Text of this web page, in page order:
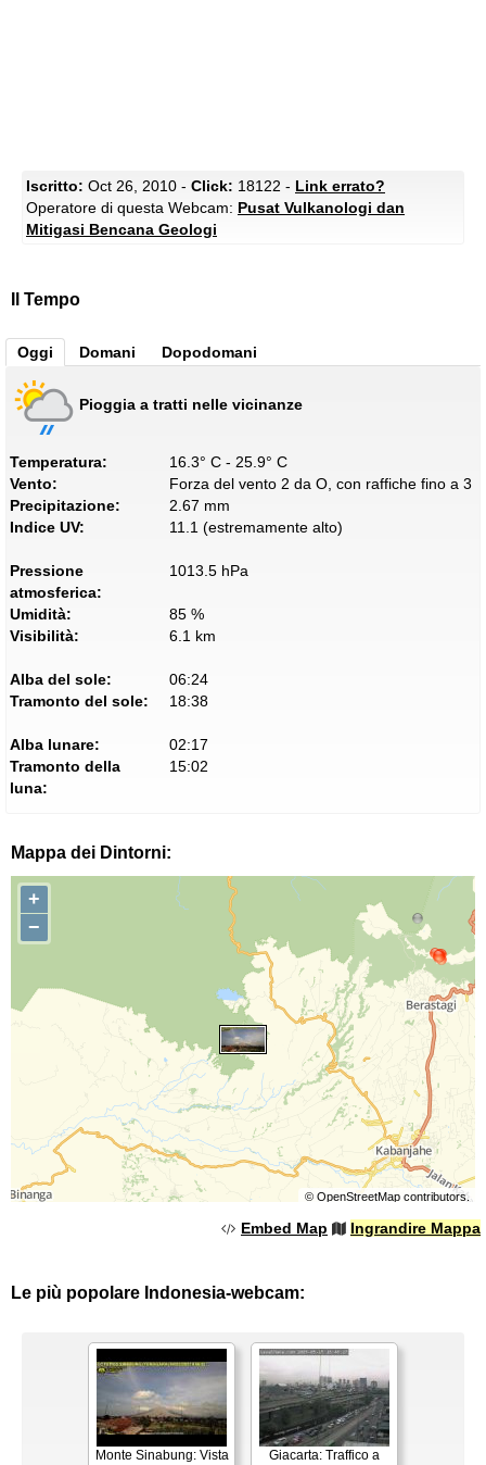
Iscritto: Oct 26, 2010 - Click: 18122 - Link errato?
Operatore di questa Webcam: Pusat Vulkanologi dan
Mitigasi Bencana Geologi
Il Tempo
Oggi Domani Dopodomani
Pioggia a tratti nelle vicinanze
Temperatura:
16.3° C - 25.9° C
Vento:
Forza del vento 2 da O, con raffiche fino a 3
Precipitazione:
2.67 mm
Indice UV:
11.1 (estremamente alto)
Pressione
atmosferica:
1013.5 hPa
Umidità:
85 %
Visibilità:
6.1 km
Alba del sole:
06:24
Tramonto del sole:
18:38
Alba lunare:
02:17
Tramonto della
luna:
15:02
Mappa dei Dintorni:
+
−
© OpenStreetMapcontributors.
Embed Map Ingrandire Mappa
Le più popolare Indonesia-webcam:
Monte Sinabung: Vista
Giacarta: Traffico a